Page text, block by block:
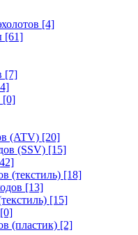
[4]
[61]
[7]
[0]
(ATV) [20]
(SSV) [15]
(текстиль) [18]
[13]
[15]
[0]
(пластик) [2]